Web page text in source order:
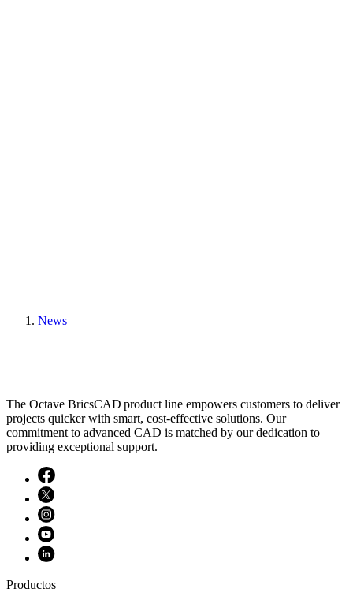
News
The Octave BricsCAD product line empowers customers to deliver
projects quicker with smart, cost-effective solutions. Our
commitment to advanced CAD is matched by our dedication to
providing exceptional support.
Productos